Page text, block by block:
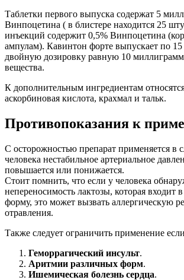
Таблетки первого выпуска содержат 5
Винпоцетина ( в блистере находится 25
инъекций содержит 0,5% Винпоцетина
ампулам). Кавинтон форте выпускает по
двойную дозировку равную 10
вещества.
К дополнительным ингредиентам
аскорбиновая кислота, крахмал и тальк.
Противопоказания к
С осторожностью препарат применяется в
человека нестабильное артериальное
повышается или понижается.
Стоит помнить, что если у человека
непереносимость лактозы, которая входит
форму, это может вызвать аллергическую
отравления.
Также следует ограничить применение
Геморрагический инсульт.
Аритмии различных форм.
Ишемическая болезнь сердца.